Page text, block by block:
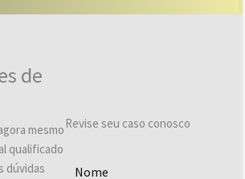
de
mesmo
qualificado
dúvidas
Revise seu caso conosco